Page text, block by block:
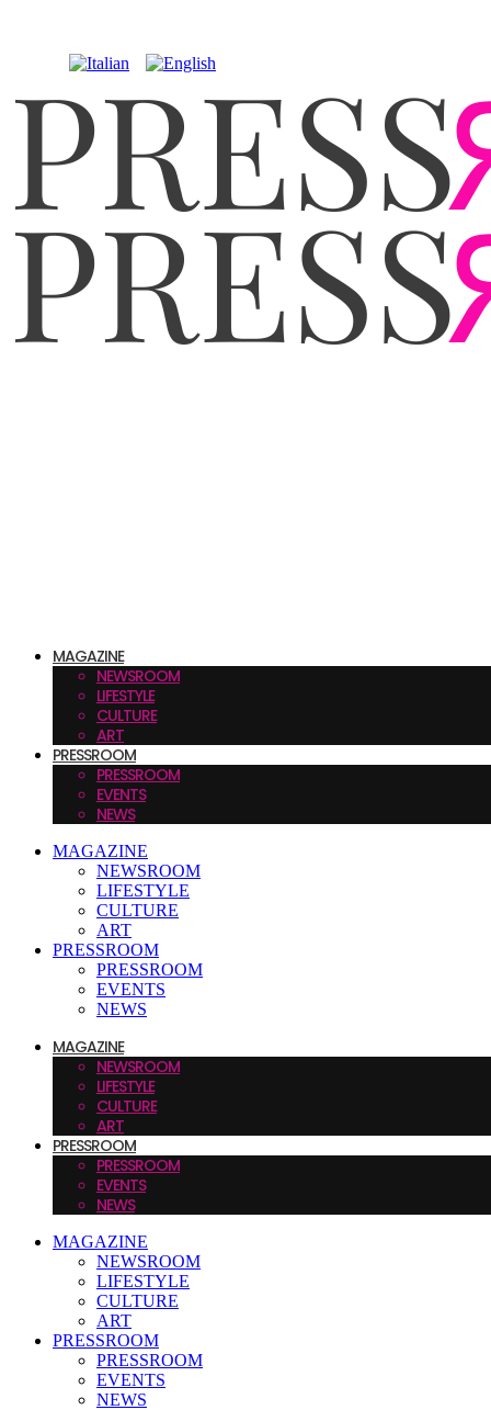
MAGAZINE
NEWSROOM
LIFESTYLE
CULTURE
ART
PRESSROOM
PRESSROOM
EVENTS
NEWS
MAGAZINE
NEWSROOM
LIFESTYLE
CULTURE
ART
PRESSROOM
PRESSROOM
EVENTS
NEWS
MAGAZINE
NEWSROOM
LIFESTYLE
CULTURE
ART
PRESSROOM
PRESSROOM
EVENTS
NEWS
MAGAZINE
NEWSROOM
LIFESTYLE
CULTURE
ART
PRESSROOM
PRESSROOM
EVENTS
NEWS